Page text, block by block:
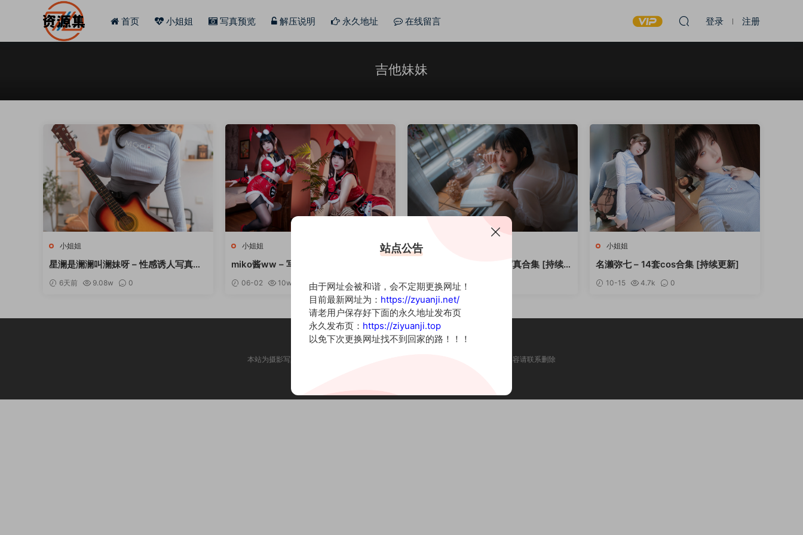
首页 小姐姐 写真预览 解压说明 永久地址 在线留言 登录 注册
吉他妹妹
小姐姐
星澜是澜澜叫澜妹呀 – 性感诱人写真合
6天前 9.08w 0
小姐姐
miko酱ww – 写真套图合集 [持续更新]
06-02 10w+ 0
无颜小天使 – 微肉妹子写真合集 [持续
05-07 8.53w
小姐姐
名濑弥七 – 14套cos合集 [持续更新]
10-15 4.7k 0
本站为摄影写真图片网站，内容来自网络收集整理，仅作个人学习使用。如有违法内容请联系删除
站点公告
由于网址会被和谐，会不定期更换网址！
目前最新网址为： https://zyuanji.net/
请老用户保存好下面的永久地址发布页
永久发布页： https://ziyuanji.top
以免下次更换网址找不到回家的路！！！